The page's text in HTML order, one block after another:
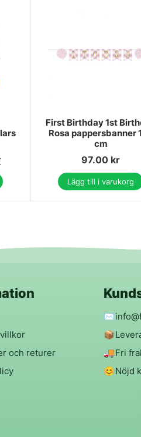
First Birthday 1st
Rosa pappersbanner
cm
97.00 kr
Lägg till i varukorg
och returer
✉️
📦
🚚Fri
😊Nöjd